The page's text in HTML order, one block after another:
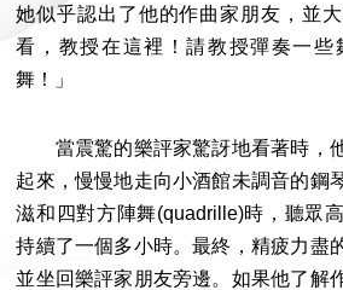
她似乎認出了他的作曲家朋友，並
看，教授在這裡！請教授彈奏一些
舞！」
當震驚的樂評家驚訝地看著時，
起來，慢慢地走向小酒館未調音的鋼
滋和四對方陣舞(quadrille)時，聽眾
持續了一個多小時。最終，精疲力盡
並坐回樂評家朋友旁邊。如果他了解